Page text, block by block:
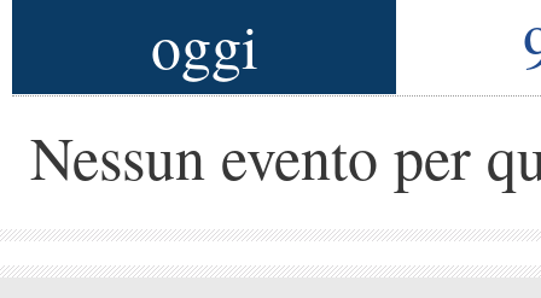
oggi
Nessun evento per